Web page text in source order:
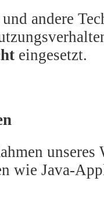
andere
eingesetzt.
unseres
wie Java-